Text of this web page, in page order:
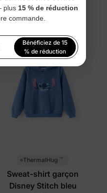
$14.99
ThermalHug ™
Sweat-shirt garçon
Disney Stitch bleu
plus 15 % de réduction
commande.
Bénéficiez de 15
% de réduction
notre
Politique de